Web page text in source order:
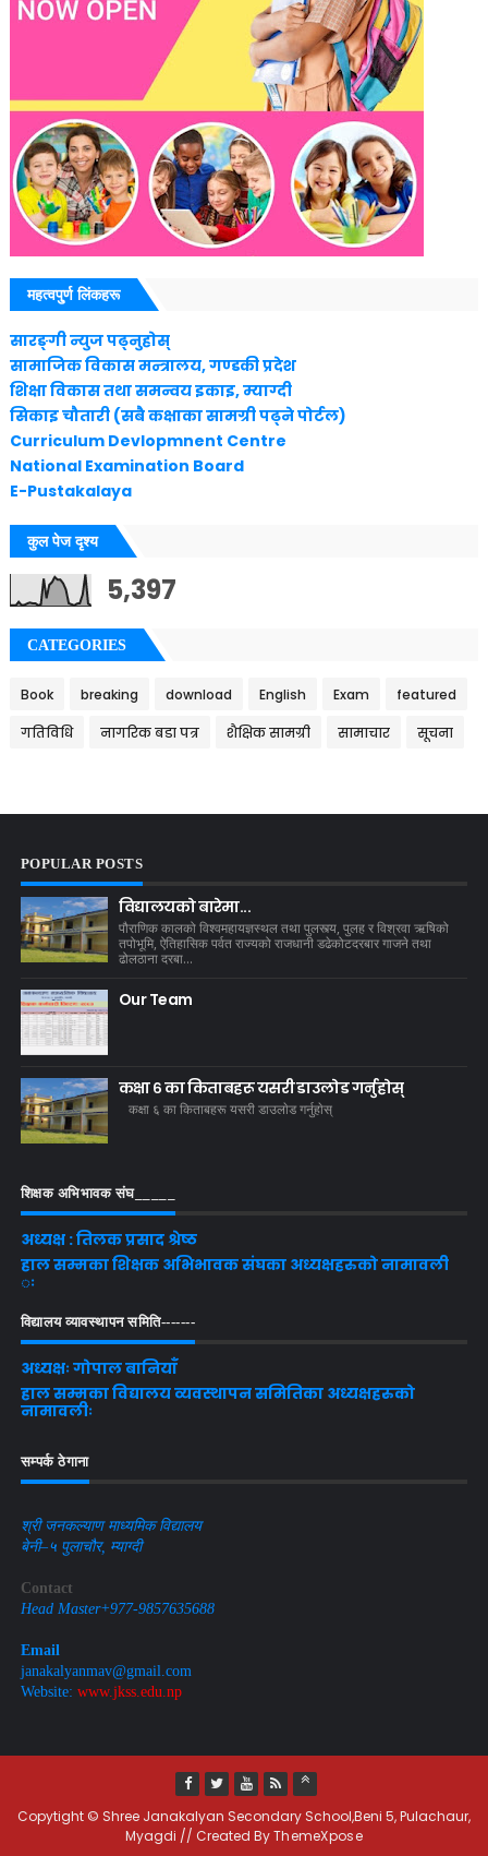
महत्वपु्र्ण लिंकहरू
सारङ्गी न्युज पढ्नुहाेस्
सामाजिक विकास मन्त्रालय, गण्डकी प्रदेश
शिक्षा विकास तथा समन्वय इकाइ, म्याग्दी
सिकाइ चौतारी (सबै कक्षाका सामग्री पढ्ने पोर्टल)
Curriculum Devlopmnent Centre
National Examination Board
E-Pustakalaya
कुल पेज दृश्य
5,397
CATEGORIES
Book breaking download English Exam featured
गतिविधि नागरिक बडा पत्र शैक्षिक सामग्री सामाचार सूचना
POPULAR POSTS
विद्यालयको बारेमा...
पौराणिक कालको विश्वमहायज्ञस्थल तथा पुलस्त्य, पुलह र विश्रवा ऋषिको
तपोभूमि, ऐतिहासिक पर्वत राज्यको राजधानी डढेकोटदरबार गाजने तथा
ढोलठाना दरबा...
Our Team
कक्षा ६ का किताबहरू यसरी डाउलाेड गर्नुहाेस्
कक्षा ६ का किताबहरू यसरी डाउलाेड गर्नुहाेस्
शिक्षक अभिभावक संघ_____
अध्यक्ष : तिलक प्रसाद श्रेष्ठ
हाल सम्मका शिक्षक अभिभावक संघका अध्यक्षहरुको नामावली
ः
विद्यालय व्यावस्थापन समिति‍-------
अध्यक्षः गोपाल बानियाँ
हाल सम्मका विद्यालय व्यवस्थापन समितिका अध्यक्षहरुको
नामावलीः
सम्पर्क ठेगाना
श्री जनकल्याण माध्यमिक विद्यालय
बेनी–५ पुलाचौर, म्याग्दी
Contact
Head Master+977-9857635688
Email
janakalyanmav@gmail.com
Website: www.jkss.edu.np
Copytight © Shree Janakalyan Secondary School,Beni 5, Pulachaur,
Myagdi // Created ByThemeXpose